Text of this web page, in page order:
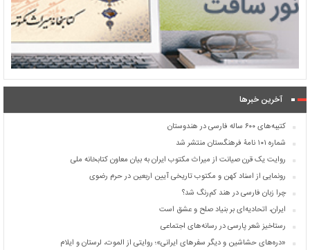
آخرین خبرها
کتیبه‌های ۶۰۰ ساله فارسی در هندوستان
شماره ۱۰۱ نامۀ فرهنگستان منتشر شد
روایت یک قرن صیانت از میراث مکتوب ایران به بیان معاون کتابخانه ملی
رونمایی از اسناد کهن و مکتوب تاریخی آیین اربعین در حرم رضوی
چرا زبان فارسی در هند کم‌رنگ شد؟
ایران، اتحادیه‌ای بر بنیاد صلح و عشق است
رستاخیز شعر پارسی در رسانه‌های اجتماعی
«دره‌های حشاشین و دیگر سفرهای ایرانی»؛ روایتی از الموت، لرستان و ایلام